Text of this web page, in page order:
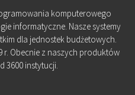
komputerowego
informatyczne. Nasze systemy
dla jednostek budżetowych.
r. Obecnie z naszych produktów
3600 instytucji.